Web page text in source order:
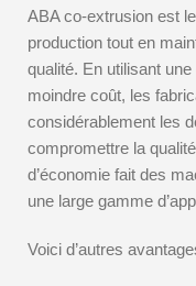
ABA co-extrusion est
production tout en
qualité. En utilisant
moindre coût, les
considérablement les
compromettre la
d’économie fait des
une large gamme
Voici d’autres